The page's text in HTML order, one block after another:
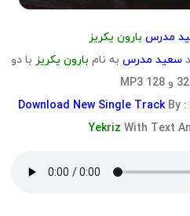
مدرس بارون یکریز
سعید مدرس به نام بارون یکریز با دو
Download New Single Track By :
Yekriz With Text